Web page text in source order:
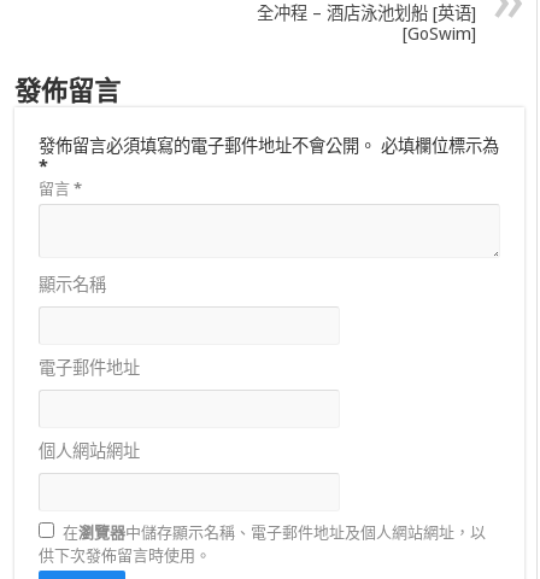
全冲程 – 酒店泳池划船 [英语]
[GoSwim]
發佈留言
發佈留言必須填寫的電子郵件地址不會公開。 必填欄位標示為
*
留言*
顯示名稱
電子郵件地址
個人網站網址
在瀏覽器中儲存顯示名稱、電子郵件地址及個人網站網址，以
供下次發佈留言時使用。